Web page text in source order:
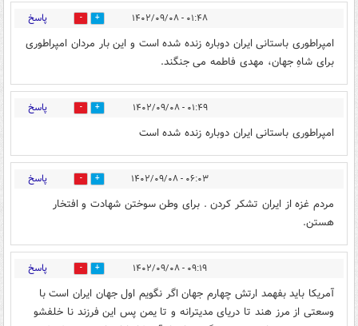
۰۱:۴۸ - ۱۴۰۲/۰۹/۰۸ 6 پاسخ
امپراطوری باستانی ایران دوباره زنده شده است و این بار مردان امپراطوری
برای شاهِ جهان، مهدی فاطمه می جنگند.
۰۱:۴۹ - ۱۴۰۲/۰۹/۰۸ 4 پاسخ
امپراطوری باستانی ایران دوباره زنده شده است
۰۶:۰۳ - ۱۴۰۲/۰۹/۰۸ 5 پاسخ
مردم غزه از ایران تشکر کردن . برای وطن سوختن شهادت و افتخار
هستن.
۰۹:۱۹ - ۱۴۰۲/۰۹/۰۸ 3 پاسخ
آمریکا باید بفهمد ارتش چهارم جهان اگر نگویم اول جهان ایران است با
وسعتی از مرز هند تا دریای مدیترانه و تا یمن پس این فرزند نا خلفشو